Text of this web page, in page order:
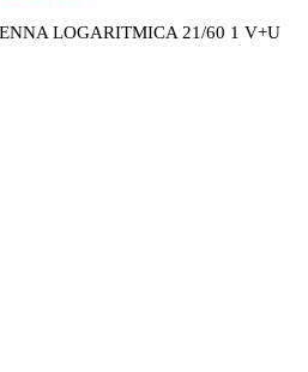
LOGARITMICA 21/60 1 V+U